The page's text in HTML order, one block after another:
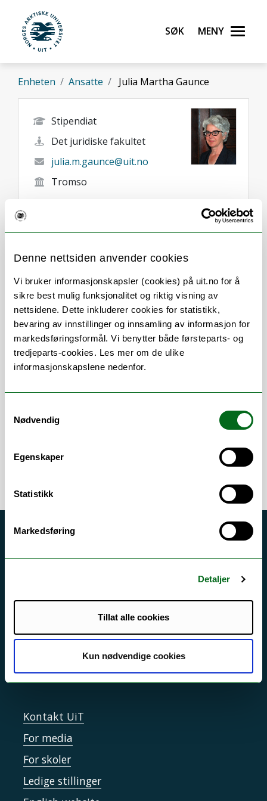
Denne nettsiden anvender cookies
Vi bruker informasjonskapsler (cookies) på uit.no for å
sikre best mulig funksjonalitet og riktig visning av
nettsidene. Dette inkluderer cookies for statistikk,
bevaring av innstillinger og innsamling av informasjon for
markedsføringsformål. Vi benytter både førsteparts- og
tredjeparts-cookies. Les mer om de ulike
informasjonskapslene nedenfor.
Nødvendig
Egenskaper
Statistikk
Markedsføring
Detaljer
Tillat alle cookies
Kun nødvendige cookies
Gå til hovedinnhold
UiT Norges arktiske universitet
Søk Meny
Enheten Ansatte Julia Martha Gaunce
Stipendiat
Det juridiske fakultet
julia.m.gaunce@uit.no
Tromso
CV
Publikasjoner
Andre publikasjoner
The other Polar Code: subjectivity and the
Akutt hjelp
Si ifra!
Personvern ved UiT
Sikkerhet, beredskap og personvern
Kontakt UiT
For media
For skoler
Ledige stillinger